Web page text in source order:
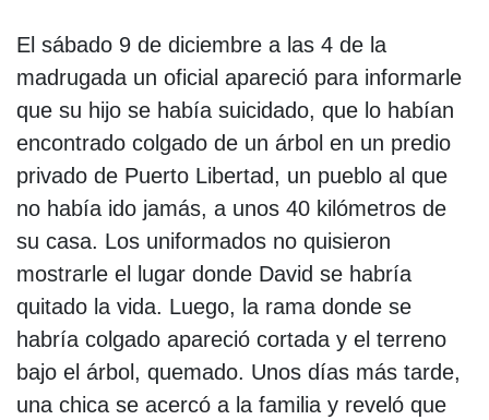
El sábado 9 de diciembre a las 4 de la
madrugada un oficial apareció para informarle
que su hijo se había suicidado, que lo habían
encontrado colgado de un árbol en un predio
privado de Puerto Libertad, un pueblo al que
no había ido jamás, a unos 40 kilómetros de
su casa. Los uniformados no quisieron
mostrarle el lugar donde David se habría
quitado la vida. Luego, la rama donde se
habría colgado apareció cortada y el terreno
bajo el árbol, quemado. Unos días más tarde,
una chica se acercó a la familia y reveló que